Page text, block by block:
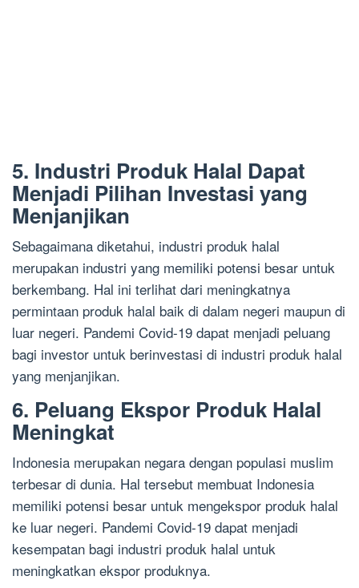
5. Industri Produk Halal Dapat
Menjadi Pilihan Investasi yang
Menjanjikan
Sebagaimana diketahui, industri produk halal
merupakan industri yang memiliki potensi besar untuk
berkembang. Hal ini terlihat dari meningkatnya
permintaan produk halal baik di dalam negeri maupun di
luar negeri. Pandemi Covid-19 dapat menjadi peluang
bagi investor untuk berinvestasi di industri produk halal
yang menjanjikan.
6. Peluang Ekspor Produk Halal
Meningkat
Indonesia merupakan negara dengan populasi muslim
terbesar di dunia. Hal tersebut membuat Indonesia
memiliki potensi besar untuk mengekspor produk halal
ke luar negeri. Pandemi Covid-19 dapat menjadi
kesempatan bagi industri produk halal untuk
meningkatkan ekspor produknya.